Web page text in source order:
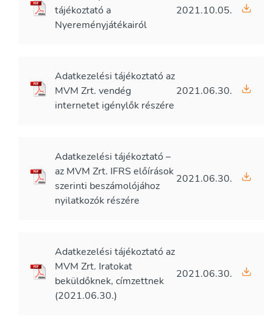
tájékoztató a
Nyereményjátékairól
2021.10.05.
Adatkezelési tájékoztató az
MVM Zrt. vendég
internetet igénylők részére
2021.06.30.
Adatkezelési tájékoztató –
az MVM Zrt. IFRS előírások
szerinti beszámolójához
nyilatkozók részére
2021.06.30.
Adatkezelési tájékoztató az
MVM Zrt. Iratokat
beküldőknek, címzettnek
(2021.06.30.)
2021.06.30.